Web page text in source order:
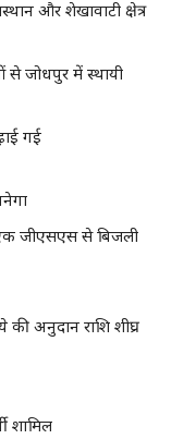
और शेखावाटी क्षेत्र
जोधपुर में स्थायी
गई
जीएसएस से बिजली
अनुदान राशि शीघ्र
शामिल